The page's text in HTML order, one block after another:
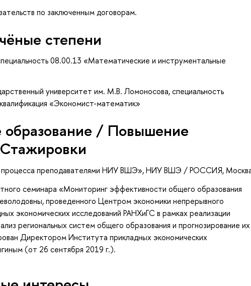
по заключенным договорам.
степени
08.00.13 «Математические и инструментальные
университет им. М.В. Ломоносова, специальность
«Экономист-математик»
образование / Повышение
процесса преподавателями НИУ ВШЭ», НИУ ВШЭ / РОССИЯ,
семинара «Мониторинг эффективности общего образования
проведенного Центром экономики непрерывного
экономических исследований РАНХиГС в рамках реализации
региональных систем общего образования и прогнозирование их
Директором Института прикладных экономических
(от 26 сентября 2019 г.).